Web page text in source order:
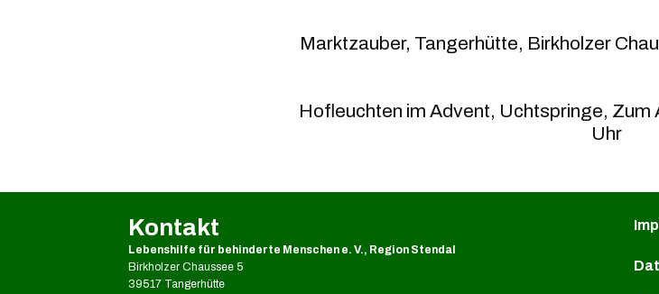
Marktzauber, Tangerhütte, Birkholzer
Hofleuchten im Advent, Uchtspringe, Zum
Uhr
Kontakt
Lebenshilfe für behinderte Menschen e. V., Region Stendal
Birkholzer Chaussee 5
39517 Tangerhütte